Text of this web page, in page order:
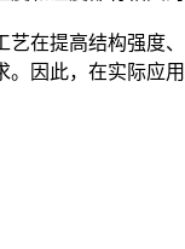
艺在提高结构强度
。因此，在实际应